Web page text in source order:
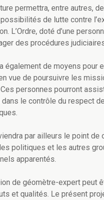
permettra, entre autres,
de lutte contre
L’Ordre, doté d’une
des procédures
également de moyens pour
vue de poursuivre les
personnes pourront
le contrôle du respect
par ailleurs le point de
politiques et les autres
apparentés.
de géomètre-expert peut
et qualités. Le présent